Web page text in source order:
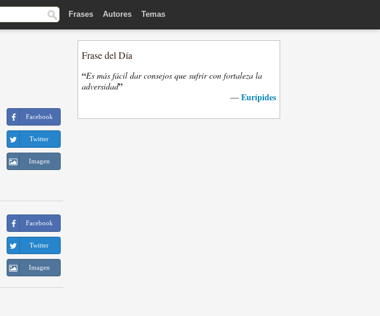
Frases Autores Temas
Facebook
Twitter
Imagen
Facebook
Twitter
Imagen
Frase del Día
“Es más fácil dar consejos que sufrir con fortaleza la
adversidad”
— Eurípides